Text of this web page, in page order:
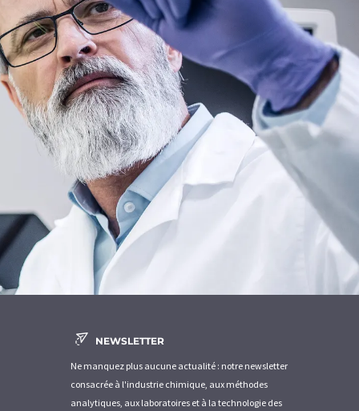
NEWSLETTER
Ne manquez plus aucune actualité : notre newsletter
consacrée à l'industrie chimique, aux méthodes
analytiques, aux laboratoires et à la technologie des